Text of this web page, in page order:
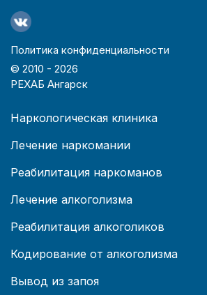
Политика конфиденциальности
© 2010 - 2026
РЕХАБ Ангарск
Наркологическая клиника
Лечение наркомании
Реабилитация наркоманов
Лечение алкоголизма
Реабилитация алкоголиков
Кодирование от алкоголизма
Вывод из запоя